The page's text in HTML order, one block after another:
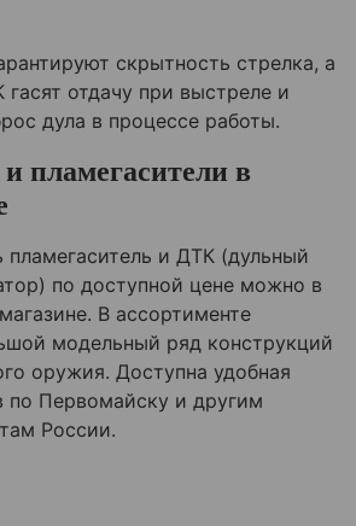
скрытность стрелка, а
отдачу при выстреле и
дула в процессе работы.
пламегасители в
пламегаситель и ДТК (дульный
по доступной цене можно в
В ассортименте
модельный ряд конструкций
оружия. Доступна удобная
по Первомайску и другим
России.